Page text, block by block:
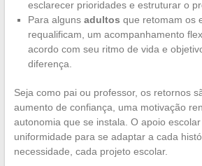
esclarecer prioridades e estruturar o
Para alguns adultos que retomam os
requalificam, um acompanhamento
acordo com seu ritmo de vida e
diferença.
Seja como pai ou professor, os retornos
aumento de confiança, uma motivação
autonomia que se instala. O apoio
uniformidade para se adaptar a cada
necessidade, cada projeto escolar.